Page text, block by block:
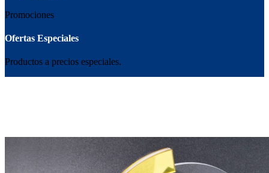
Promociones
Ofertas Especiales
Productos a precios especiales.